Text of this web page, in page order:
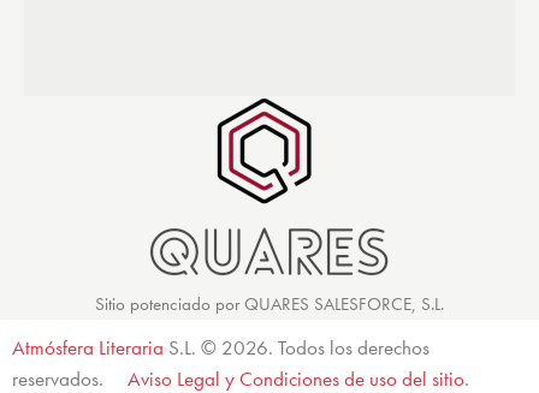
Sitio potenciado por QUARES SALESFORCE, S.L.
Atmósfera Literaria S.L. © 2026. Todos los derechos
reservados. Aviso Legal y Condiciones de uso del sitio.